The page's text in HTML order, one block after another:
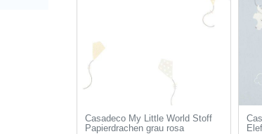
Casadeco My Little World Stoff
Papierdrachen grau rosa